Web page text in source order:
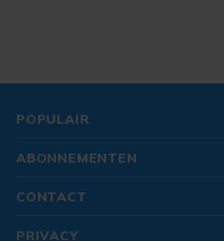
POPULAIR
ABONNEMENTEN
CONTACT
PRIVACY